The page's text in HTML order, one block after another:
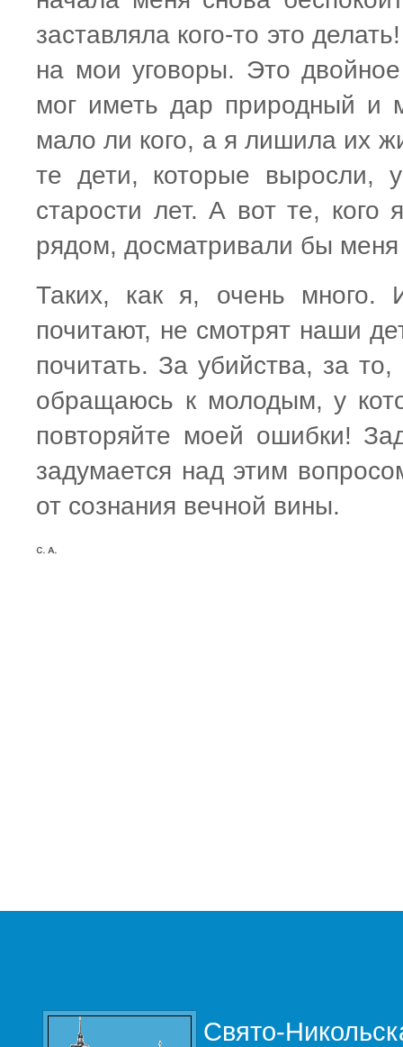
заставляла кого-то это
на мои уговоры. Это
мог иметь дар природный и
мало ли кого, а я лишила их
те дети, которые
старости лет. А вот те,
рядом, досматривали бы
Таких, как я, очень
почитают, не смотрят наши
почитать. За убийства, за
обращаюсь к молодым, у
повторяйте моей ошибки!
задумается над этим
от сознания вечной вины.
Свято-